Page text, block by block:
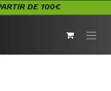
DE 100€